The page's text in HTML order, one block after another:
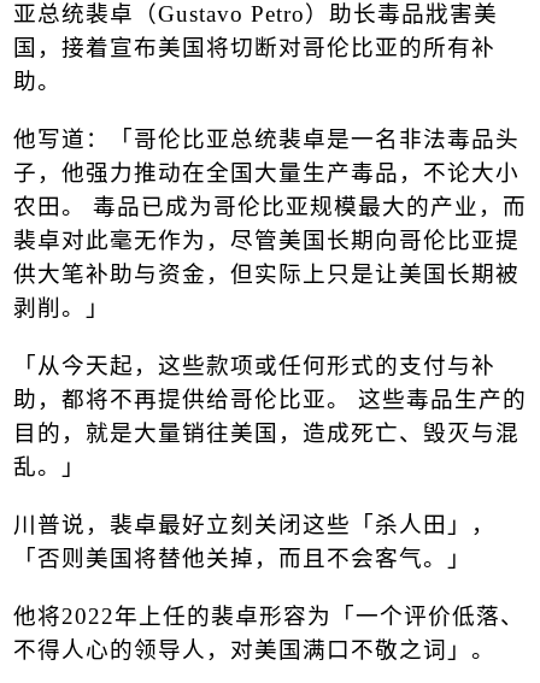
亚总统裴卓（Gustavo Petro）助长毒品戕害美
国，接着宣布美国将切断对哥伦比亚的所有补
助。
他写道：「哥伦比亚总统裴卓是一名非法毒品头
子，他强力推动在全国大量生产毒品，不论大小
农田。 毒品已成为哥伦比亚规模最大的产业，而
裴卓对此毫无作为，尽管美国长期向哥伦比亚提
供大笔补助与资金，但实际上只是让美国长期被
剥削。」
「从今天起，这些款项或任何形式的支付与补
助，都将不再提供给哥伦比亚。 这些毒品生产的
目的，就是大量销往美国，造成死亡、毁灭与混
乱。」
川普说，裴卓最好立刻关闭这些「杀人田」，
「否则美国将替他关掉，而且不会客气。」
他将2022年上任的裴卓形容为「一个评价低落、
不得人心的领导人，对美国满口不敬之词」。